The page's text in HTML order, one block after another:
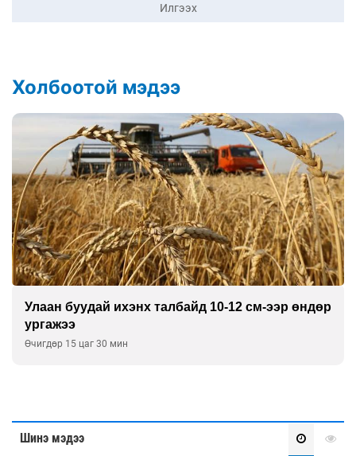
Илгээх
Холбоотой мэдээ
Улаан буудай ихэнх талбайд 10-12 см-ээр өндөр
ургажээ
Өчигдөр 15 цаг 30 мин
Шинэ мэдээ